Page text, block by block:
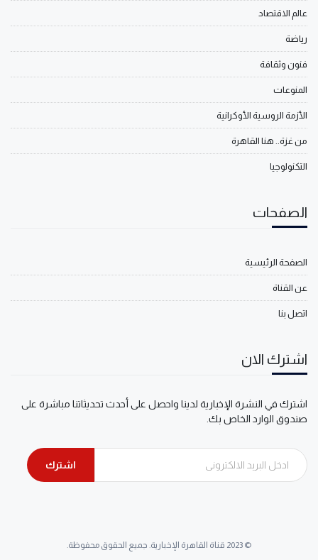
عالم الاقتصاد
رياضة
فنون وثقافة
المنوعات
الأزمة الروسية الأوكرانية
من غزة.. هنا القاهرة
التكنولوجيا
الصفحات
الصفحة الرئيسية
عن القناة
اتصل بنا
اشترك الان
اشترك في النشرة الإخبارية لدينا واحصل على أحدث تحديثاتنا مباشرة على
صندوق الوارد الخاص بك.
اشترك
© 2023 قناة القاهرة الإخبارية. جميع الحقوق محفوظة.